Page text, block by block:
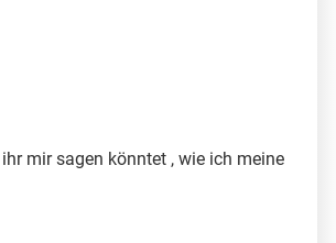
mir sagen könntet , wie ich meine